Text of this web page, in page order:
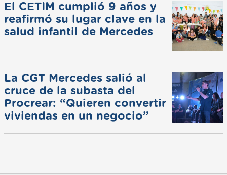
El CETIM cumplió 9 años y
reafirmó su lugar clave en la
salud infantil de Mercedes
La CGT Mercedes salió al
cruce de la subasta del
Procrear: “Quieren convertir
viviendas en un negocio”